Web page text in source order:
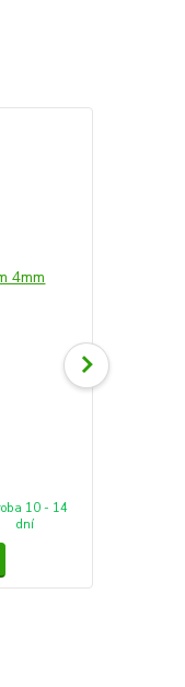
10 - 14
dní